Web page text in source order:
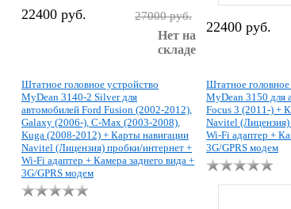
22400 руб. 27000 руб.
Нет на
складе
22400 руб.
Штатное головное устройство
MyDean 3140-2 Silver для
автомобилей Ford Fusion (2002-2012),
Galaxy (2006-), C-Max (2003-2008),
Kuga (2008-2012) + Карты навигации
Navitel (Лицензия) пробки/интернет +
Wi-Fi адаптер + Камера заднего вида +
3G/GPRS модем
Штатное головное
MyDean 3150 для
Focus 3 (2011-) +
Navitel
Wi-Fi адаптер +
3G/GPRS модем